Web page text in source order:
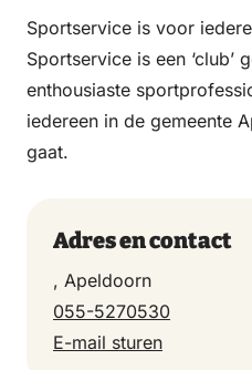
Sportservice is voor
Sportservice is een ‘club’
enthousiaste
iedereen in de gemeente
gaat.
Adres en contact
, Apeldoorn
055-5270530
E-mail sturen